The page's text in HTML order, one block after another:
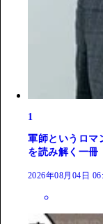
1
軍師というロマ
を読み解く一冊
2026年08月04日